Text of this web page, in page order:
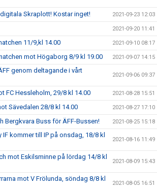
Skraplott! Kostar inget! 2021-09-23 12:03
2021-09-20 11:41
11/9,kl 14.00 2021-09-10 08:17
mot Högaborg 8/9 kl 19.00 2021-09-07 14:15
genom deltagande i vårt
2021-09-06 09:37
FC Hessleholm, 29/8 kl 14.00 2021-08-28 15:51
Sävedalen 28/8 kl 14.00 2021-08-27 17:10
Bergkvara Buss för ÄFF-Bussen! 2021-08-25 15:18
kommer till IP på onsdag, 18/8 kl
2021-08-16 11:49
mot Eskilsminne på lördag 14/8 kl
2021-08-09 15:43
mot V Frölunda, söndag 8/8 kl
2021-08-05 16:51